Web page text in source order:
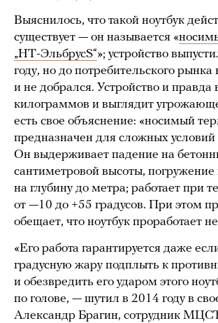
Выяснилось, что такой ноутбук
существует — он называется «
„НТ-ЭльбрусS“»; устройство
году, но до потребительского рынка
и не добрался. Устройство и правда
килограммов и выглядит
есть свое объяснение: «носимый
предназначен для сложных условий
Он выдерживает падение на
сантиметровой высоты, погружение
на глубину до метра; работает при
от —10 до +55 градусов. При этом
обещает, что ноутбук проработает
«Его работа гарантируется даже
градусную жару подплыть к
и обезвредить его ударом этого
по голове, — шутил в 2014 году в
Александр Брагин, сотрудник